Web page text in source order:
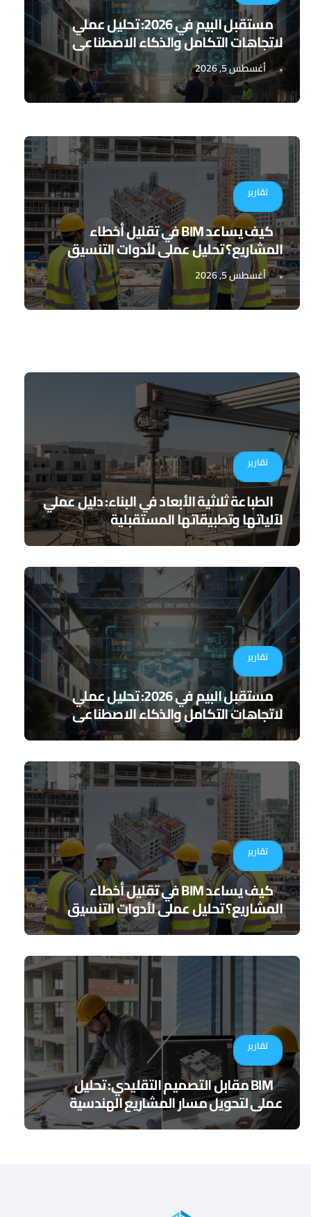
مستقبل البيم في 2026: تحليل عملي
لاتجاهات التكامل والذكاء الاصطناعي
أغسطس 5, 2026
تقارير
كيف يساعد BIM في تقليل أخطاء
المشاريع؟ تحليل عملي لأدوات التنسيق
الرقمي
أغسطس 5, 2026
تقارير
الطباعة ثلاثية الأبعاد في البناء: دليل عملي
لآلياتها وتطبيقاتها المستقبلية
تقارير
مستقبل البيم في 2026: تحليل عملي
لاتجاهات التكامل والذكاء الاصطناعي
تقارير
كيف يساعد BIM في تقليل أخطاء
المشاريع؟ تحليل عملي لأدوات التنسيق
الرقمي
تقارير
BIM مقابل التصميم التقليدي: تحليل
عملي لتحويل مسار المشاريع الهندسية